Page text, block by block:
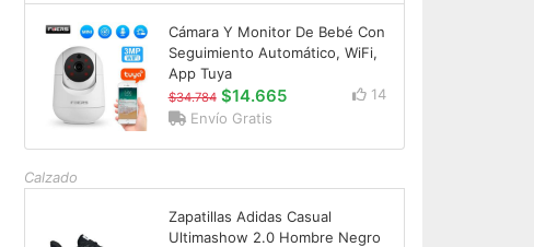
Cámara Y Monitor De Bebé Con
Seguimiento Automático, WiFi,
App Tuya
$34.784 $14.665
14
Envío Gratis
Calzado
Zapatillas Adidas Casual
Ultimashow 2.0 Hombre Negro